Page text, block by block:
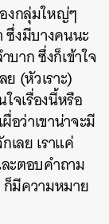
งกลุ่มใหญ่ๆ
ซึ่งมีบางคนนะ
าก ซึ่งก็เข้าใจ
(หัวเราะ)
จเรื่องนี้หรือ
ว่าเขาน่าจะมี
เลย เราแค่
ะตอบคำถาม
ก็มีความหมาย